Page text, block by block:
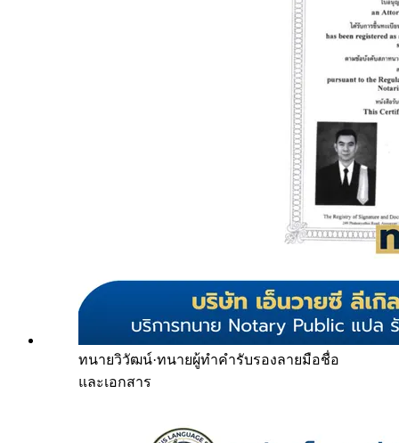
ทนายวิวัฒน์·ทนายผู้ทำคำรับรองลายมือชื่อ
และเอกสาร